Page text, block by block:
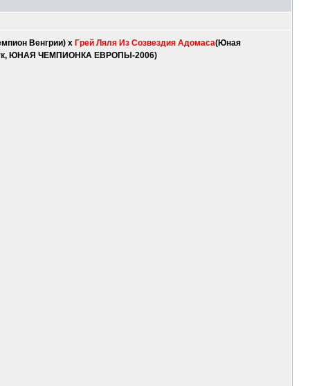
Венгрии) х Грей Ляля Из Созвездия Адомаса(Юная
сук, ЮНАЯ ЧЕМПИОНКА ЕВРОПЫ-2006)